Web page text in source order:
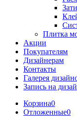
Плитка
Акции
Покупателям
Дизайнерам
Контакты
Галерея
Запись на
Корзина0
Отложенные0